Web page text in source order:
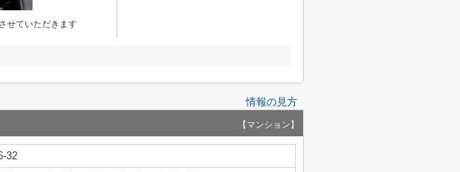
せていただきます
情報の見方
【マンション】
32